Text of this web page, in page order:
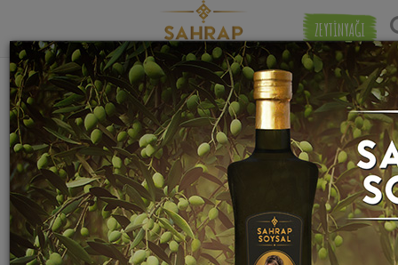
ZEYTİNYAĞI
"nar taneleri" etiketiyle eşleşen (10) tarif
bulundu.
Eşleşmeye